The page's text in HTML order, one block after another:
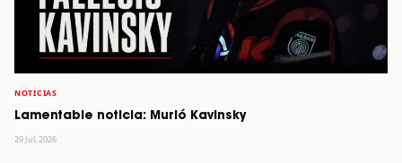
NOTICIAS
Lamentable noticia: Murió Kavinsky
29 Jul, 2026